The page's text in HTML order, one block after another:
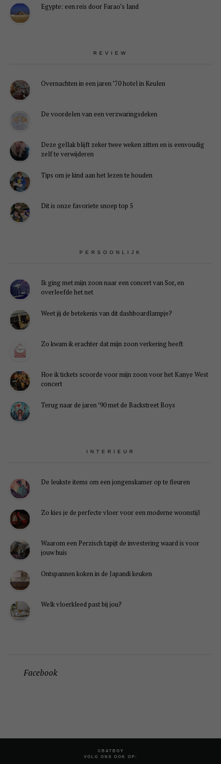
Egypte: een reis door Farao’s land
REVIEW
Overnachten in een jaren ’70 hotel in Keulen
De voordelen van een verzwaringsdeken
Deze gellak blijft zeker twee weken zitten en is eenvoudig
zelf te verwijderen
Tips om je kind aan het lezen te houden
Dit is onze favoriete snoep top 5
PERSOONLIJK
Ik ging met mijn zoon naar een concert van Sor, en
overleefde het net
Weet jij de betekenis van dit dashboardlampje?
Zo kwam ik erachter dat mijn zoon verkering heeft
Hoe ik tickets scoorde voor mijn zoon voor het Kanye West
concert
Terug naar de jaren ’90 met de Backstreet Boys
INTERIEUR
De leukste items om een jongenskamer op te fleuren
Zo kies je de perfecte vloer voor een moderne woonstijl
Waarom een Perzisch tapijt de investering waard is voor
jouw huis
Ontspannen koken in de Japandi keuken
Welk vloerkleed past bij jou?
Facebook
©BATBOY
VOLG ONS OOK OP: